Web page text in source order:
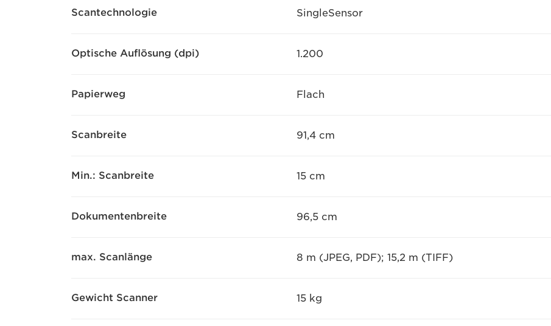
Scantechnologie SingleSensor
Optische Auflösung (dpi) 1.200
Papierweg Flach
Scanbreite 91,4 cm
Min.: Scanbreite 15 cm
Dokumentenbreite 96,5 cm
max. Scanlänge 8 m (JPEG, PDF); 15,2 m (TIFF)
Gewicht Scanner 15 kg